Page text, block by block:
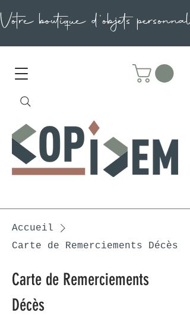
Accueil
Carte de Remerciements Décès
Carte de Remerciements
Décès